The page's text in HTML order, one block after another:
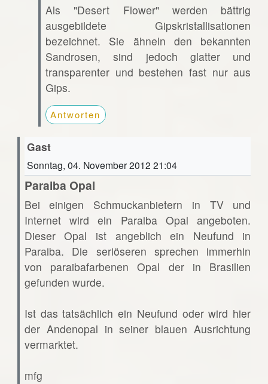
Als "Desert Flower" werden bättrig
ausgebildete Gipskristallisationen
bezeichnet. Sie ähneln den bekannten
Sandrosen, sind jedoch glatter und
transparenter und bestehen fast nur aus
Gips.
Antworten
Gast
Sonntag, 04. November 2012 21:04
Paraiba Opal
Bei einigen Schmuckanbietern in TV und
Internet wird ein Paraiba Opal angeboten.
Dieser Opal ist angeblich ein Neufund in
Paraiba. Die seriöseren sprechen immerhin
von paraibafarbenen Opal der in Brasilien
gefunden wurde.
Ist das tatsächlich ein Neufund oder wird hier
der Andenopal in seiner blauen Ausrichtung
vermarktet.
mfg